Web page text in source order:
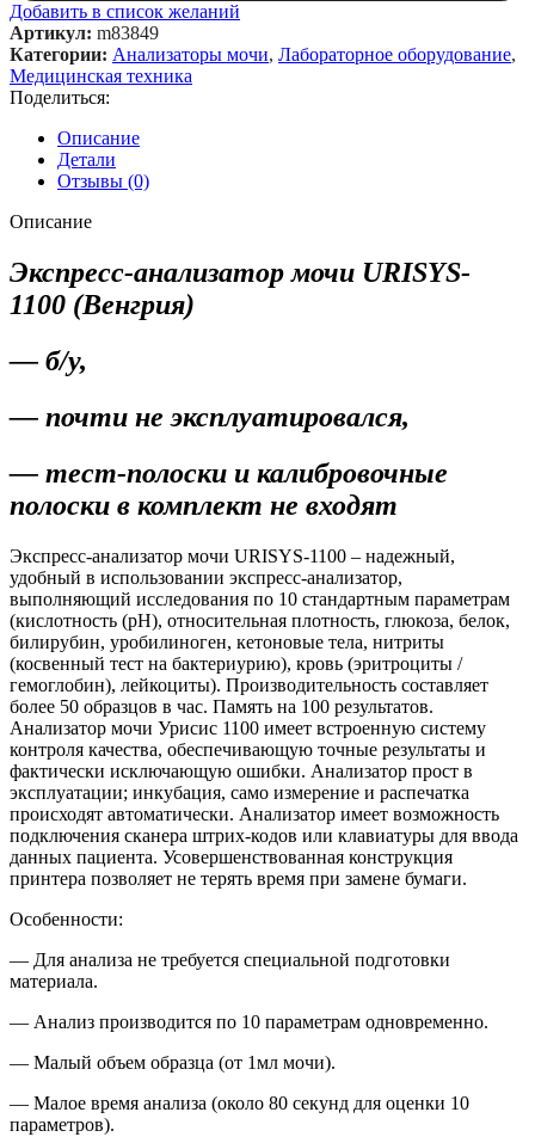
Добавить в список желаний
Артикул: m83849
Категории: Анализаторы мочи, Лабораторное оборудование,
Медицинская техника
Поделиться:
Описание
Детали
Отзывы (0)
Описание
Экспресс-анализатор мочи URISYS-
1100 (Венгрия)
— б/у,
— почти не эксплуатировался,
— тест-полоски и калибровочные
полоски в комплект не входят
Экспресс-анализатор мочи URISYS-1100 – надежный,
удобный в использовании экспресс-анализатор,
выполняющий исследования по 10 стандартным параметрам
(кислотность (рН), относительная плотность, глюкоза, белок,
билирубин, уробилиноген, кетоновые тела, нитриты
(косвенный тест на бактериурию), кровь (эритроциты /
гемоглобин), лейкоциты). Производительность составляет
более 50 образцов в час. Память на 100 результатов.
Анализатор мочи Урисис 1100 имеет встроенную систему
контроля качества, обеспечивающую точные результаты и
фактически исключающую ошибки. Анализатор прост в
эксплуатации; инкубация, само измерение и распечатка
происходят автоматически. Анализатор имеет возможность
подключения сканера штрих-кодов или клавиатуры для ввода
данных пациента. Усовершенствованная конструкция
принтера позволяет не терять время при замене бумаги.
Особенности:
— Для анализа не требуется специальной подготовки
материала.
— Анализ производится по 10 параметрам одновременно.
— Малый объем образца (от 1мл мочи).
— Малое время анализа (около 80 секунд для оценки 10
параметров).